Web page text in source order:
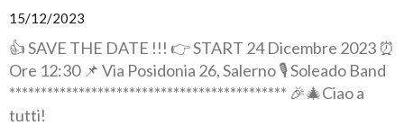
15/12/2023
👍 SAVE THE DATE !!! 👉 START 24 Dicembre 2023 ⏰
Ore 12:30 📌 Via Posidonia 26, Salerno 🎙️ Soleado Band
******************************************** 🎉🎄Ciao a
tutti!